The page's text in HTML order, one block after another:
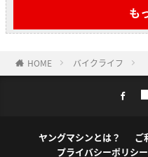
も
HOME バイクライフ
ヤングマシンとは？ ご
プライバシーポリシー